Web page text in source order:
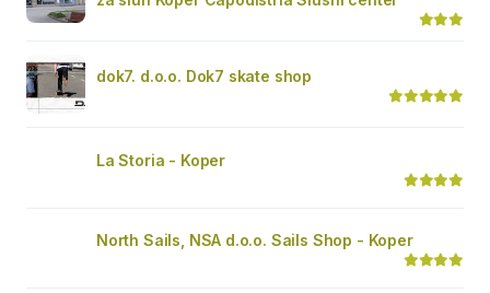
dok7. d.o.o. Dok7 skate shop
La Storia - Koper
North Sails, NSA d.o.o. Sails Shop - Koper